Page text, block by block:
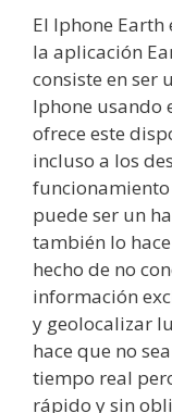
El Iphone Earth
la aplicación
consiste en ser
Iphone usando
ofrece este
incluso a los
funcionamiento
puede ser un
también lo
hecho de no
información
y geolocalizar
hace que no
tiempo real
rápido y sin